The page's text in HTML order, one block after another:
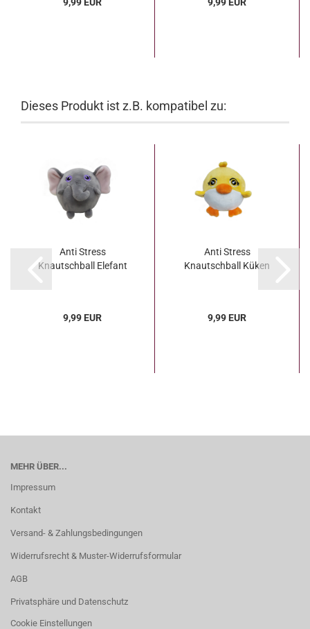
Dieses Produkt ist z.B. kompatibel zu:
Anti Stress
Knautschball Elefant
9,99 EUR
Anti Stress
Knautschball Küken
9,99 EUR
MEHR ÜBER...
Impressum
Kontakt
Versand- & Zahlungsbedingungen
Widerrufsrecht & Muster-Widerrufsformular
AGB
Privatsphäre und Datenschutz
Cookie Einstellungen